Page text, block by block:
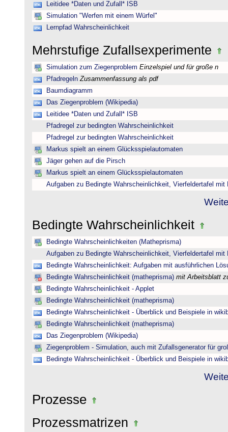
Leitidee *Daten und Zufall* ISB
Simulation "Werfen mit einem Würfel"
Lernpfad Wahrscheinlichkeit
Mehrstufige Zufallsexperimente
Simulation zum Ziegenproblem Einzelspiel und für große n
Pfadregeln Zusammenfassung als pdf
Baumdiagramm
Das Ziegenproblem (Wikipedia)
Leitidee *Daten und Zufall* ISB
Pfadregel zur bedingten Wahrscheinlichkeit
Pfadregel zur bedingten Wahrscheinlichkeit
Markus spielt an einem Glücksspielautomaten
Jäger gehen auf die Pirsch
Markus spielt an einem Glücksspielautomaten
Aufgaben zu Bedingte Wahrscheinlichkeit, Vierfeldertafel mit
Bedingte Wahrscheinlichkeit
Bedingte Wahrscheinlichkeiten (Matheprisma)
Aufgaben zu Bedingte Wahrscheinlichkeit, Vierfeldertafel mit
Bedingte Wahrscheinlichkeit: Aufgaben mit ausführlichen
Bedingte Wahrscheinlichkeit (matheprisma) mit Arbeitsblatt
Bedingte Wahrscheinlichkeit - Applet
Bedingte Wahrscheinlichkeit (matheprisma)
Bedingte Wahrscheinlichkeit - Überblick und Beispiele in
Bedingte Wahrscheinlichkeit (matheprisma)
Das Ziegenproblem (Wikipedia)
Ziegenproblem - Simulation, auch mit Zufallsgenerator für
Bedingte Wahrscheinlichkeit - Überblick und Beispiele in
Prozesse
Prozessmatrizen